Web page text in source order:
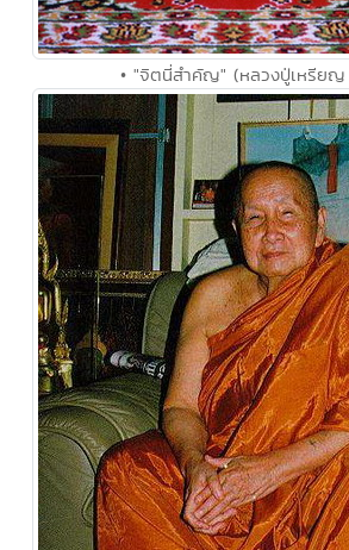
• "จิตนี่สำคัญ" (หลวงปู่เหรียญ